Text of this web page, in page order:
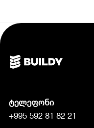
ტელეფონი
+995 592 81 82 21